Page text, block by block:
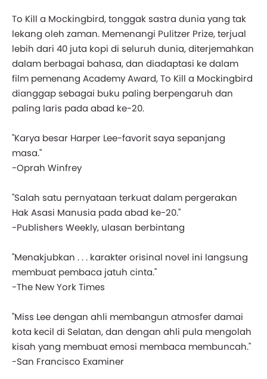
To Kill a Mockingbird, tonggak sastra dunia yang tak
lekang oleh zaman. Memenangi Pulitzer Prize, terjual
lebih dari 40 juta kopi di seluruh dunia, diterjemahkan
dalam berbagai bahasa, dan diadaptasi ke dalam
film pemenang Academy Award, To Kill a Mockingbird
dianggap sebagai buku paling berpengaruh dan
paling laris pada abad ke-20.
"Karya besar Harper Lee-favorit saya sepanjang
masa."
-Oprah Winfrey
"Salah satu pernyataan terkuat dalam pergerakan
Hak Asasi Manusia pada abad ke-20."
-Publishers Weekly, ulasan berbintang
"Menakjubkan . . . karakter orisinal novel ini langsung
membuat pembaca jatuh cinta."
-The New York Times
"Miss Lee dengan ahli membangun atmosfer damai
kota kecil di Selatan, dan dengan ahli pula mengolah
kisah yang membuat emosi membaca membuncah."
-San Francisco Examiner